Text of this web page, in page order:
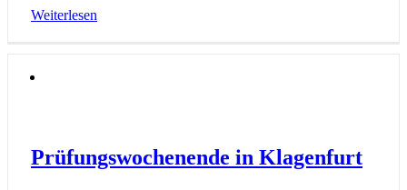
Weiterlesen
Prüfungswochenende in Klagenfurt